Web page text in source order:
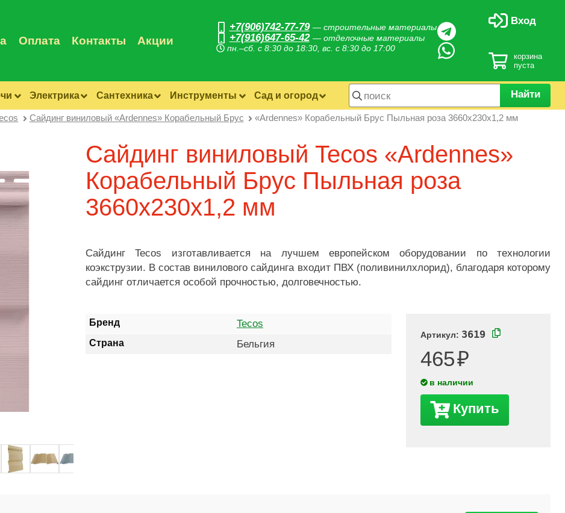
+7(906)742-77-79 — строительные материалы
+7(916)647-65-42 — отделочные материалы
пн.–сб. с 8:30 до 18:30, вс. с 8:30 до 17:00
Оплата Контакты Акции
Вход
корзина
пуста
Электрика Сантехника Инструменты Сад и огород Найти
Сайдинг виниловый «Ardennes» Корабельный Брус «Ardennes» Корабельный Брус Пыльная роза 3660х230х1,2 мм
Сайдинг виниловый Tecos «Ardennes»
Корабельный Брус Пыльная роза
3660х230х1,2 мм
Артикул: 3619
465
в наличии
Купить
Бренд Tecos
Страна Бельгия
Сайдинг Tecos изготавливается на лучшем европейском оборудовании по технологии
коэкструзии. В состав винилового сайдинга входит ПВХ (поливинилхлорид), благодаря которому
сайдинг отличается особой прочностью, долговечностью.